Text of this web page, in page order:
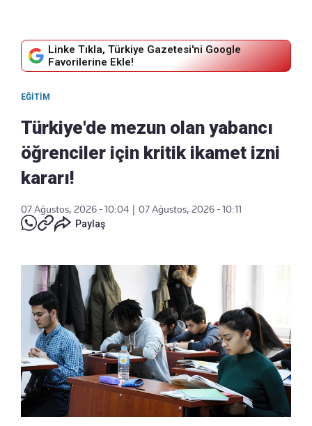
Linke Tıkla, Türkiye Gazetesi'ni Google
Favorilerine Ekle!
EĞITIM
Türkiye'de mezun olan yabancı
öğrenciler için kritik ikamet izni
kararı!
07 Ağustos, 2026 - 10:04
07 Ağustos, 2026 - 10:11
Paylaş